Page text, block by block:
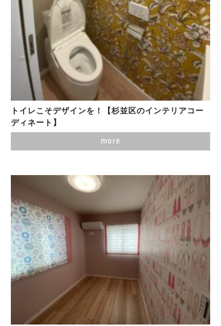
トイレこそデザインを！【杉並区のインテリアコー
ディネート】
more